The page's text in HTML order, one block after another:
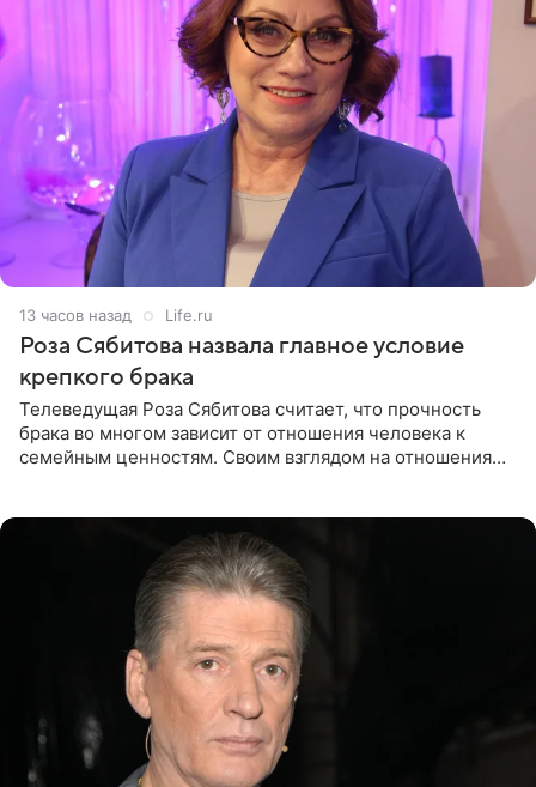
13 часов назад Life.ru
Роза Сябитова назвала главное условие
крепкого брака
Телеведущая Роза Сябитова считает, что прочность
брака во многом зависит от отношения человека к
семейным ценностям. Своим взглядом на отношения